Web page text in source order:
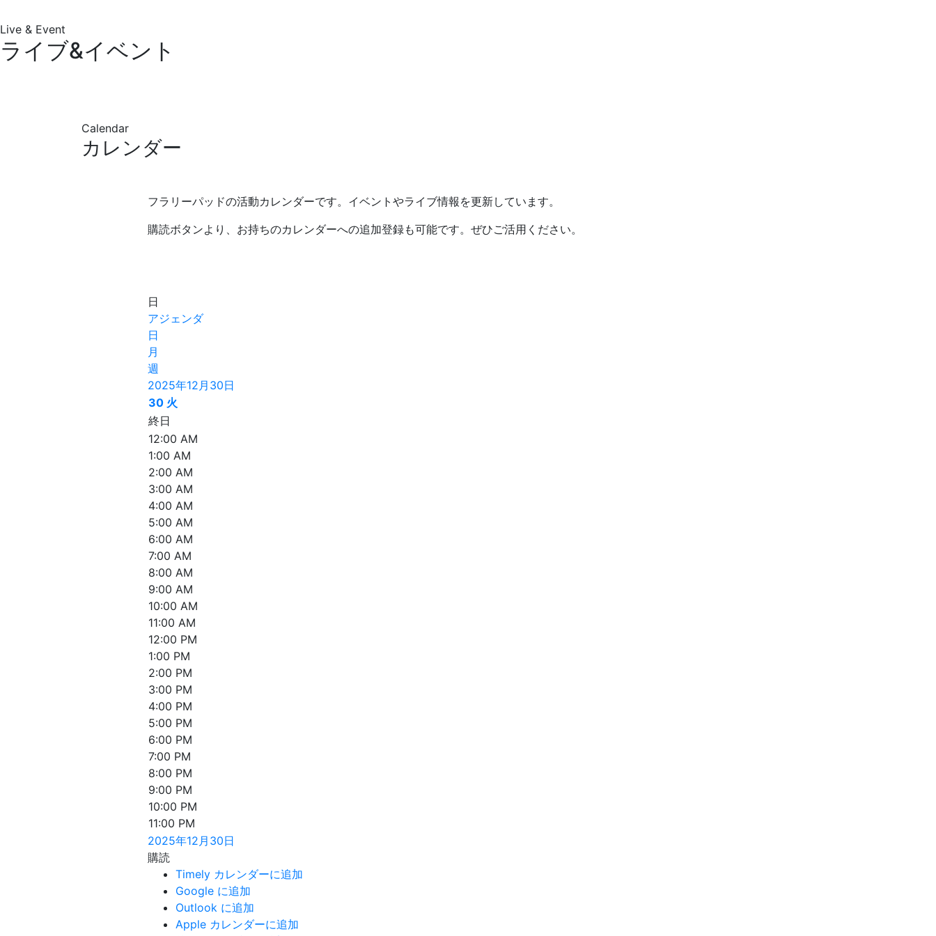
Live & Event
ライブ&イベント
Calendar
カレンダー
フラリーパッドの活動カレンダーです。イベントやライブ情報を更新しています。
購読ボタンより、お持ちのカレンダーへの追加登録も可能です。ぜひご活用ください。
日
アジェンダ
日
月
週
2025年12月30日
30 火
終日
12:00 AM
1:00 AM
2:00 AM
3:00 AM
4:00 AM
5:00 AM
6:00 AM
7:00 AM
8:00 AM
9:00 AM
10:00 AM
11:00 AM
12:00 PM
1:00 PM
2:00 PM
3:00 PM
4:00 PM
5:00 PM
6:00 PM
7:00 PM
8:00 PM
9:00 PM
10:00 PM
11:00 PM
2025年12月30日
購読
Timely カレンダーに追加
Google に追加
Outlook に追加
Apple カレンダーに追加